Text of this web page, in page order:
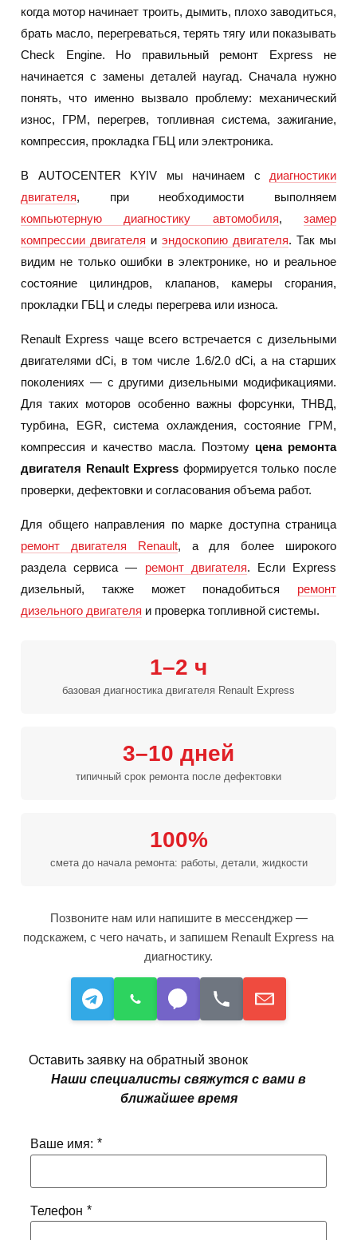
когда мотор начинает троить, дымить, плохо заводиться,
брать масло, перегреваться, терять тягу или показывать
Check Engine. Но правильный ремонт Express не
начинается с замены деталей наугад. Сначала нужно
понять, что именно вызвало проблему: механический
износ, ГРМ, перегрев, топливная система, зажигание,
компрессия, прокладка ГБЦ или электроника.
В AUTOCENTER KYIV мы начинаем с диагностики
двигателя, при необходимости выполняем
компьютерную диагностику автомобиля,замер
компрессии двигателя и эндоскопию двигателя. Так мы
видим не только ошибки в электронике, но и реальное
состояние цилиндров, клапанов, камеры сгорания,
прокладки ГБЦ и следы перегрева или износа.
Renault Express чаще всего встречается с дизельными
двигателями dCi, в том числе 1.6/2.0 dCi, а на старших
поколениях — с другими дизельными модификациями.
Для таких моторов особенно важны форсунки, ТНВД,
турбина, EGR, система охлаждения, состояние ГРМ,
компрессия и качество масла. Поэтому цена ремонта
двигателя Renault Express формируется только после
проверки, дефектовки и согласования объема работ.
Для общего направления по марке доступна страница
ремонт двигателя Renault, а для более широкого
раздела сервиса — ремонт двигателя. Если Express
дизельный, также может понадобиться ремонт
дизельного двигателя и проверка топливной системы.
1–2 ч
базовая диагностика двигателя Renault Express
3–10 дней
типичный срок ремонта после дефектовки
100%
смета до начала ремонта: работы, детали, жидкости
Позвоните нам или напишите в мессенджер —
подскажем, с чего начать, и запишем Renault Express на
диагностику.
Оставить заявку на обратный звонок
Наши специалисты свяжутся с вами в
ближайшее время
Ваше имя: *
Телефон *